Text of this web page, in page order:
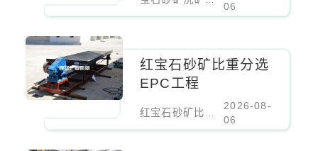
06
红宝石砂矿比重分选
EPC工程
2026-08-
06